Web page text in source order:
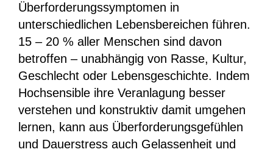
Überforderungssymptomen in
unterschiedlichen Lebensbereichen führen.
15 – 20 % aller Menschen sind davon
betroffen – unabhängig von Rasse, Kultur,
Geschlecht oder Lebensgeschichte. Indem
Hochsensible ihre Veranlagung besser
verstehen und konstruktiv damit umgehen
lernen, kann aus Überforderungsgefühlen
und Dauerstress auch Gelassenheit und